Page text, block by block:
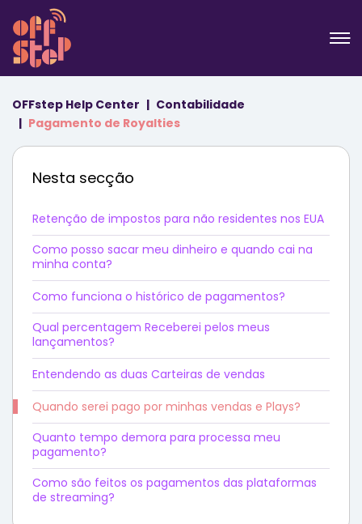
OFFstep Help Center
Contabilidade
Pagamento de Royalties
Nesta secção
Retenção de impostos para não residentes nos EUA
Como posso sacar meu dinheiro e quando cai na
minha conta?
Como funciona o histórico de pagamentos?
Qual percentagem Receberei pelos meus
lançamentos?
Entendendo as duas Carteiras de vendas
Quando serei pago por minhas vendas e Plays?
Quanto tempo demora para processa meu
pagamento?
Como são feitos os pagamentos das plataformas
de streaming?